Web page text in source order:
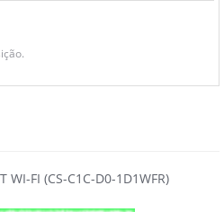
WI-FI (CS-C1C-D0-1D1WFR)